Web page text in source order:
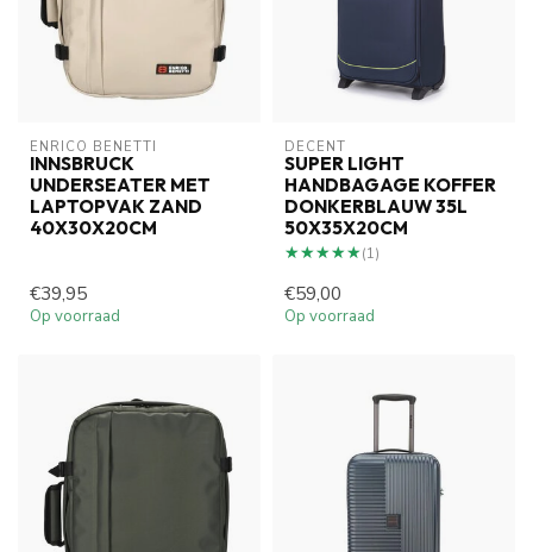
ENRICO BENETTI
INNSBRUCK
UNDERSEATER MET
LAPTOPVAK ZAND
40X30X20CM
€39,95
Op voorraad
DECENT
SUPER LIGHT
HANDBAGAGE KOFFER
DONKERBLAUW 35L
50X35X20CM
★★★★★
★★★★★(1)
€59,00
Op voorraad